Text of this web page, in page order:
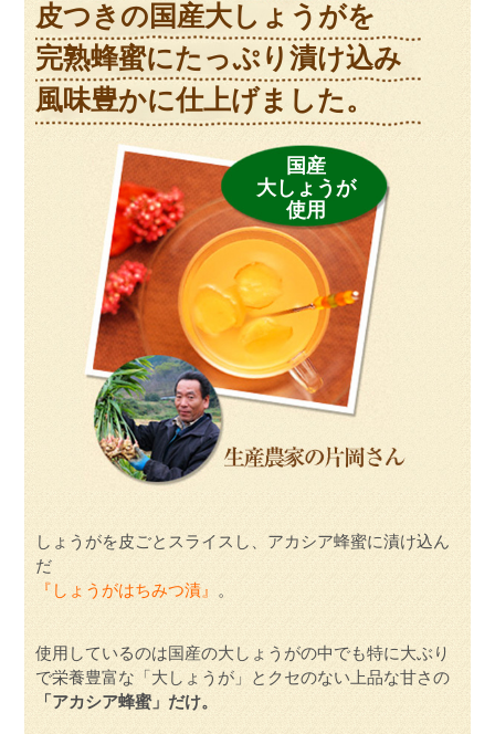
皮つきの国産大しょうがを
完熟蜂蜜にたっぷり漬け込み
風味豊かに仕上げました。
国産
大しょうが
使用
しょうがを皮ごとスライスし、アカシア蜂蜜に漬け込ん
だ
『しょうがはちみつ漬』 。
使用しているのは国産の大しょうがの中でも特に大ぶり
で栄養豊富な「大しょうが」とクセのない上品な甘さの
「アカシア蜂蜜」だけ。